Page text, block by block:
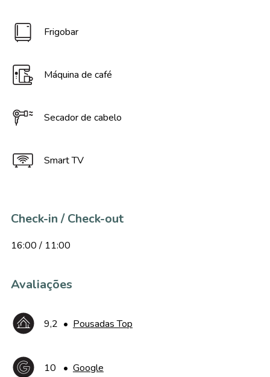
Frigobar
Máquina de café
Secador de cabelo
Smart TV
Check-in / Check-out
16:00 / 11:00
Avaliações
9,2 • Pousadas Top
10 • Google